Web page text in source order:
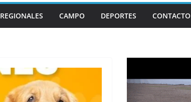
REGIONALES CAMPO DEPORTES CONTACTO